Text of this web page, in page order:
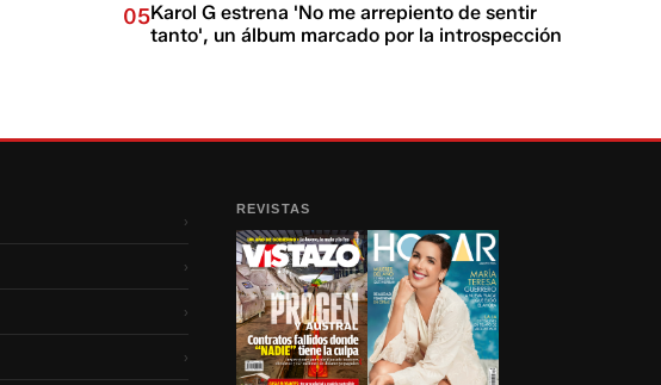
05Karol G estrena 'No me arrepiento de sentir
tanto', un álbum marcado por la introspección
›
›
›
›
REVISTAS